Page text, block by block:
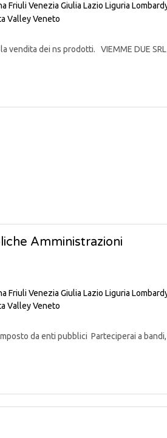
Friuli Venezia Giulia Lazio Liguria
ValleyVeneto
vendita dei ns prodotti. VIEMME DUE
Amministrazioni
Friuli Venezia Giulia Lazio Liguria
ValleyVeneto
da enti pubblici Parteciperai a